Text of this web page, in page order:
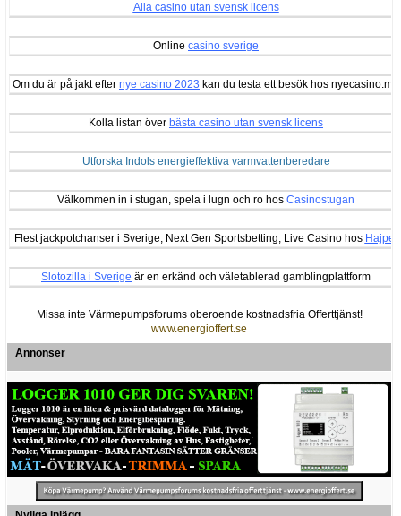
Alla casino utan svensk licens
Online casino sverige
Om du är på jakt efter nye casino 2023 kan du testa ett besök hos nyecasino.me
Kolla listan över bästa casino utan svensk licens
Utforska Indols energieffektiva varmvattenberedare
Välkommen in i stugan, spela i lugn och ro hos Casinostugan
Flest jackpotchanser i Sverige, Next Gen Sportsbetting, Live Casino hos Hajper
Slotozilla i Sverige är en erkänd och väletablerad gamblingplattform
Missa inte Värmepumpsforums oberoende kostnadsfria Offerttjänst!
www.energioffert.se
Annonser